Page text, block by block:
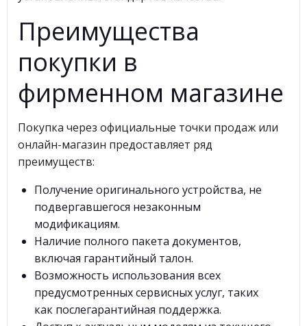
Преимущества
покупки в
фирменном магазине
Покупка через официальные точки продаж или
онлайн-магазин предоставляет ряд
преимуществ:
Получение оригинального устройства, не
подвергавшегося незаконным
модификациям.
Наличие полного пакета документов,
включая гарантийный талон.
Возможность использования всех
предусмотренных сервисных услуг, таких
как послегарантийная поддержка.